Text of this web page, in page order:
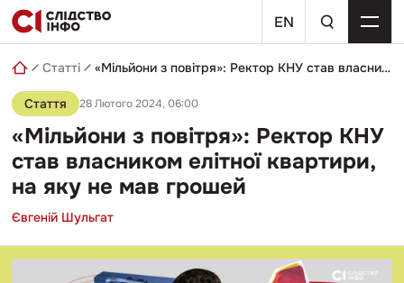
Skip
to
content
EN
пошуковий
запит
Статті «Мільйони з повітря»: Ректор КНУ став власником елітної квартири, на яку не мав грошей
Стаття 28 Лютого 2024, 06:00
«Мільйони з повітря»: Ректор КНУ
став власником елітної квартири,
на яку не мав грошей
Євгеній Шульгат